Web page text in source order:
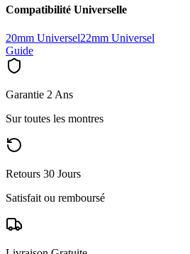
Compatibilité Universelle
20mm Universel22mm Universel
Guide
Garantie 2 Ans
Sur toutes les montres
Retours 30 Jours
Satisfait ou remboursé